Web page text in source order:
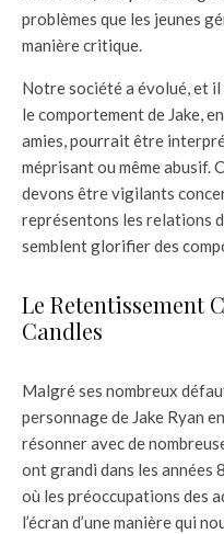
problèmes que les jeunes
manière critique.
Notre société a évolué, et
le comportement de Jake,
amies, pourrait être
méprisant ou même abusif.
devons être vigilants
représentons les relations
semblent glorifier des
Le Retentissement
Candles
Malgré ses nombreux
personnage de Jake Ryan
résonner avec de
ont grandi dans les années
où les préoccupations des
l’écran d’une manière qui